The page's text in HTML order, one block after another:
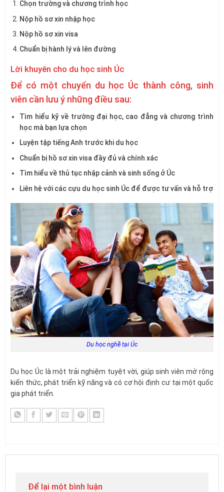
Chọn trường và chương trình học
Nộp hồ sơ xin nhập học
Nộp hồ sơ xin visa
Chuẩn bị hành lý và lên đường
Lời khuyên cho du học sinh Úc
Để có một chuyến du học Úc thành công, sinh
viên cần lưu ý những điều sau:
Tìm hiểu kỹ về trường đại học, cao đẳng và chương trình
học mà bạn lựa chọn
Luyện tập tiếng Anh trước khi du học
Chuẩn bị hồ sơ xin visa đầy đủ và chính xác
Tìm hiểu về thủ tục nhập cảnh và sinh sống ở Úc
Liên hệ với các cựu du học sinh Úc để được tư vấn và hỗ trợ
Du học nghề tại Úc
Du học Úc là một trải nghiệm tuyệt vời, giúp sinh viên mở rộng
kiến thức, phát triển kỹ năng và có cơ hội định cư tại một quốc
gia phát triển.
Để lại một bình luận